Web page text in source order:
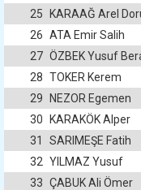
25
KARAAĞ Arel
26 ATA Emir Salih
27 ÖZBEK Yusuf
28 TOKER Kerem
29
NEZOR Egemen
30
KARAKÖK Alper
31
SARIMEŞE Fatih
32 YILMAZ Yusuf
33 ÇABUK Ali Ömer